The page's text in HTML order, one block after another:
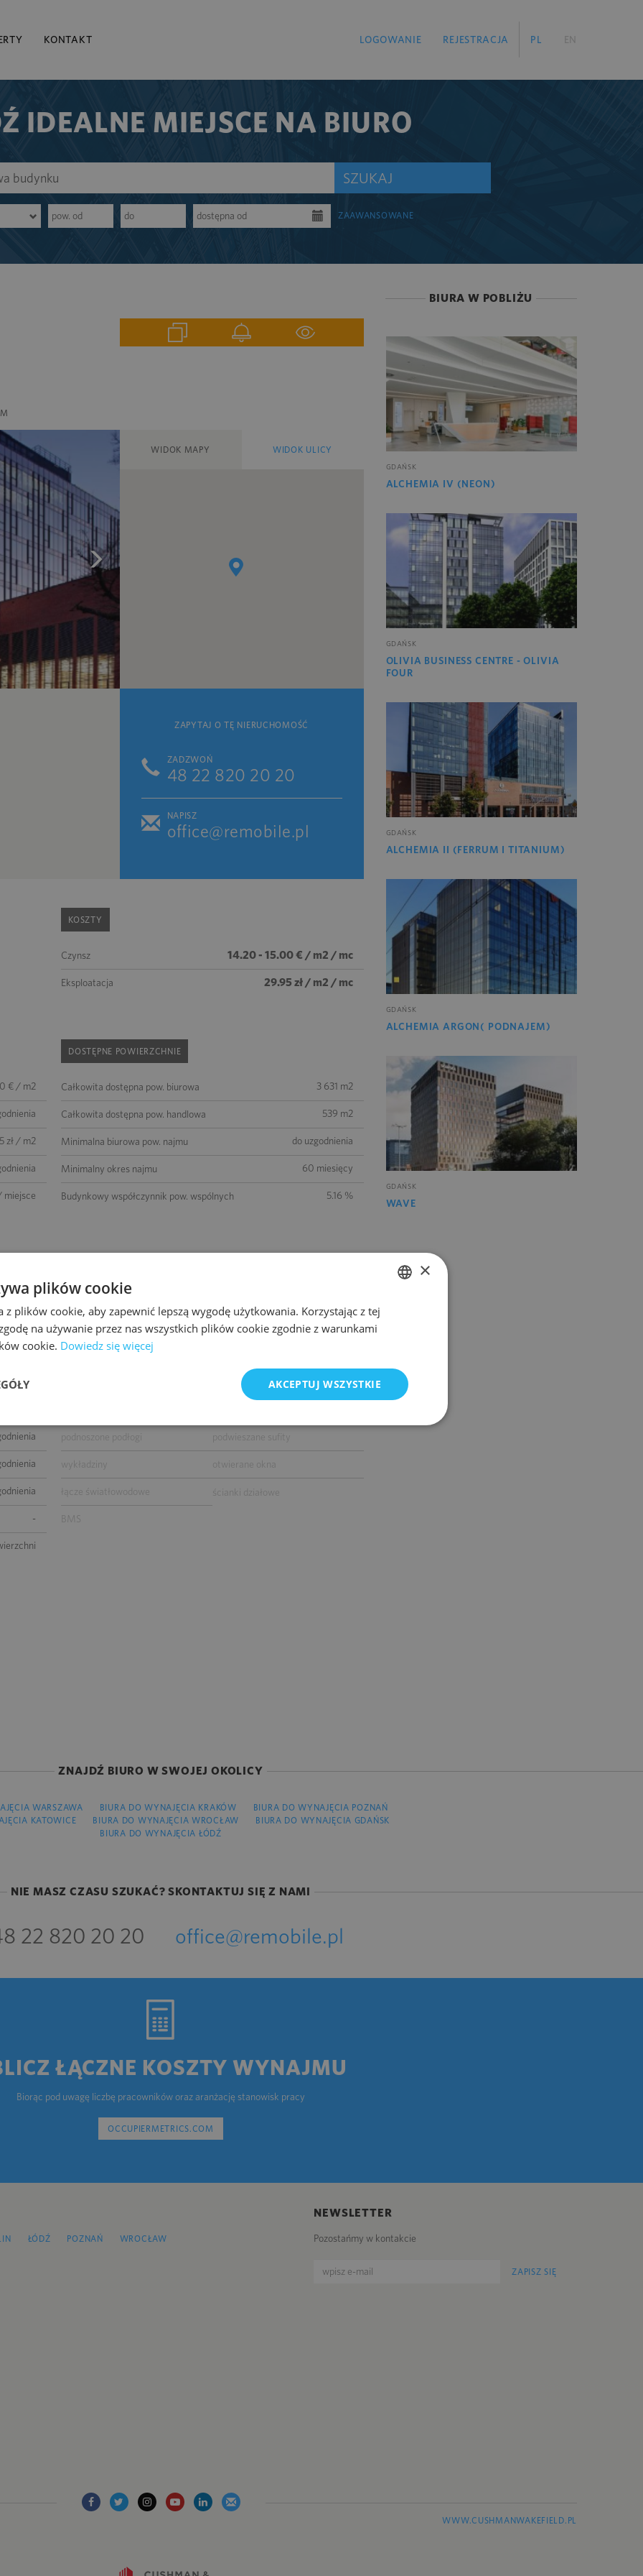
KONTAKT PL EN
LOGOWANIE REJESTRACJA
IDEALNE MIEJSCE NA BIURO
SZUKAJ
ZAAWANSOWANE
WIDOK MAPY WIDOK ULICY
ZAPYTAJ O TĘ NIERUCHOMOŚĆ
ZADZWOŃ
48 22 820 20 20
NAPISZ
office@remobile.pl
KOSZTY
Czynsz 14.20 - 15.00 € / m2 / mc
Eksploatacja 29.95 zł / m2 / mc
€ / m2
zł / m2
DOSTĘPNE POWIERZCHNIE
Całkowita dostępna pow. biurowa 3 631 m2
Całkowita dostępna pow. handlowa 539 m2
Minimalna biurowa pow. najmu do uzgodnienia
Minimalny okres najmu 60 miesięcy
Budynkowy współczynnik pow. wspólnych 5.16 %
istniejący
000 m2
-
podwójne zasilanie kontrola dostępu
okablowanie telefoniczne
centrala telefoniczna
podwieszane sufity
wykładziny otwierane okna
łącze światłowodowe ścianki działowe
BMS
BIURA W POBLIŻU
GDAŃSK
ALCHEMIA IV (NEON)
GDAŃSK
OLIVIA BUSINESS CENTRE - OLIVIA
FOUR
GDAŃSK
ALCHEMIA II (FERRUM I TITANIUM)
GDAŃSK
ALCHEMIA ARGON( PODNAJEM)
GDAŃSK
WAVE
ZNAJDŹ BIURO W SWOJEJ OKOLICY
WARSZAWA BIURA DO WYNAJĘCIA KRAKÓW
BIURA DO WYNAJĘCIA POZNAŃ
KATOWICE
BIURA DO WYNAJĘCIA WROCŁAW
BIURA DO WYNAJĘCIA GDAŃSK
BIURA DO WYNAJĘCIA ŁÓDŹ
NIE MASZ CZASU SZUKAĆ? SKONTAKTUJ SIĘ Z NAMI
22 820 20 20 office@remobile.pl
ŁĄCZNE KOSZTY WYNAJMU
Biorąc pod uwagę liczbę pracowników oraz aranżację stanowisk pracy
OCCUPIERMETRICS.COM
ŁÓDŹ POZNAŃ WROCŁAW
NEWSLETTER
Pozostańmy w kontakcie
ZAPISZ SIĘ
WWW.CUSHMANWAKEFIELD.PL
×
plików cookie
z plików cookie, aby zapewnić lepszą wygodę użytkowania. Korzystając z tej
na używanie przez nas wszystkich plików cookie zgodnie z warunkami
cookie. Dowiedz się więcej
AKCEPTUJ WSZYSTKIE